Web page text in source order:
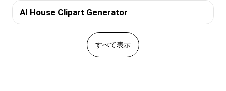
AI House Clipart Generator
すべて表示